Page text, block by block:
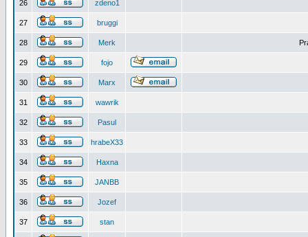
26 zdeno1
27 bruggi
28 Merk
29 fojo
30 Marx
31 wawrik
32 Pasul
33 hrabeX33
34 Haxna
35 JANBB
36 Jozef
37 stan